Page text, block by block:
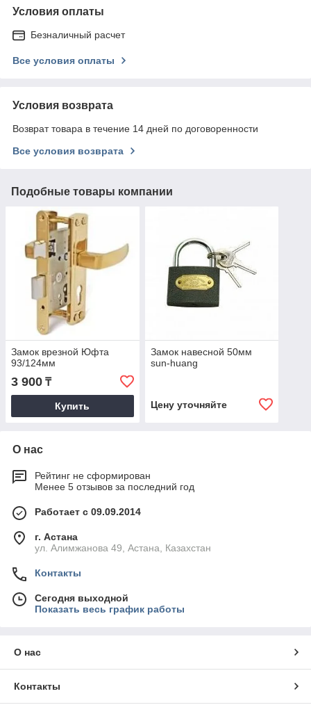
Условия оплаты
Безналичный расчет
Все условия оплаты
Условия возврата
Возврат товара в течение 14 дней по договоренности
Все условия возврата
Подобные товары компании
Замок врезной Юфта
93/124мм
3 900 ₸
Купить
Замок навесной 50мм
sun-huang
Цену уточняйте
О нас
Рейтинг не сформирован
Менее 5 отзывов за последний год
Работает с 09.09.2014
г. Астана
ул. Алимжанова 49, Астана, Казахстан
Контакты
Сегодня выходной
Показать весь график работы
О нас
Контакты